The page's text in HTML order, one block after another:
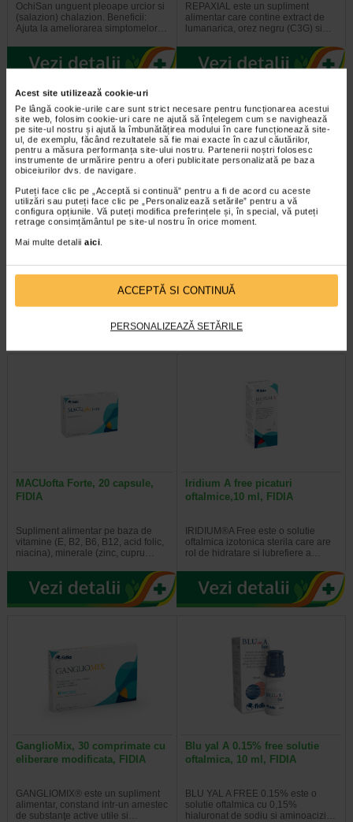
Acest site utilizează cookie-uri
Pe lângă cookie-urile care sunt strict necesare pentru funcționarea acestui
site web, folosim cookie-uri care ne ajută să înțelegem cum se navighează
pe site-ul nostru și ajută la îmbunătățirea modului în care funcționează site-
ul, de exemplu, făcând rezultatele să fie mai exacte în cazul căutărilor,
pentru a măsura performanța site-ului nostru. Partenerii noștri folosesc
instrumente de urmărire pentru a oferi publicitate personalizată pe baza
obiceiurilor dvs. de navigare.
Puteți face clic pe „Acceptă si continuă” pentru a fi de acord cu aceste
utilizări sau puteți face clic pe „Personalizează setările” pentru a vă
configura opțiunile. Vă puteți modifica preferințele și, în special, vă puteți
retrage consimțământul pe site-ul nostru în orice moment.
Mai multe detalii aici.
ACCEPTĂ SI CONTINUĂ
PERSONALIZEAZĂ SETĂRILE
OchiSan unguent pleoape urcior si
(salazion) chalazion. Beneficii:
Ajuta la ameliorarea simptomelor…
REPAXIAL este un supliment
alimentar care contine extract de
lumanarica, orez negru (C3G) si…
DROPsept, 10 ml, FIDIA
DROPsept este o solutie oftalmica,
adjuvanta pentru protectia si
repararea epiteliului cornean si…
Lacrisek free,10 ml, FIDIA
Lacrisek Free este o solutie
lipozomi, vitamina A, vitamina E…
MACUofta Forte, 20 capsule,
FIDIA
Supliment alimentar pe baza de
vitamine (E, B2, B6, B12, acid folic,
niacina), minerale (zinc, cupru…
Iridium A free picaturi
oftalmice,10 ml, FIDIA
IRIDIUM®A Free este o solutie
oftalmica izotonica sterila care are
rol de hidratare si lubrefiere a…
GanglioMix, 30 comprimate cu
eliberare modificata, FIDIA
GANGLIOMIX® este un supliment
alimentar, constand intr-un amestec
de substanţe active utile si…
Blu yal A 0.15% free solutie
oftalmica, 10 ml, FIDIA
BLU YAL A FREE 0.15% este o
solutie oftalmica cu 0,15%
hialuronat de sodiu si aminoacizi…